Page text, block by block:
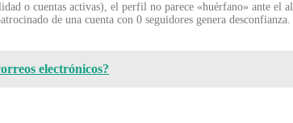
o cuentas activas), el perfil no parece «huérfano» ante el
de una cuenta con 0 seguidores genera
electrónicos?